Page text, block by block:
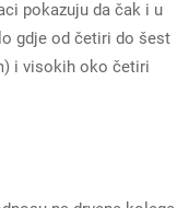
pokazuju da čak i u
gdje od četiri do šest
i visokih oko četiri